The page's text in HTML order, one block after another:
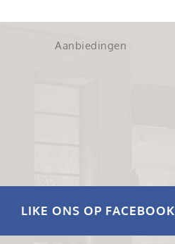
Aanbiedingen
LIKE ONS OP FACEBOOK